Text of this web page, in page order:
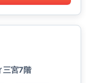
三宮7階